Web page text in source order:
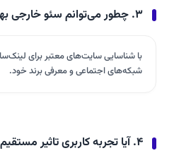
۳. چطور می‌توانم سئو خارجی بهتر از رقبا داشته باشم؟
با شناسایی سایت‌های معتبر برای
شبکه‌های اجتماعی و معرفی برند خود.
۴. آیا تجربه کاربری تاثیر مستقیم روی سئو دارد؟